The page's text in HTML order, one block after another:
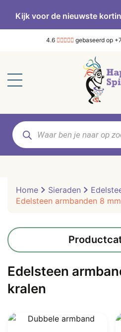
Kijk voor de nieuwste
4.6 gebaseerd op
Producten
zoeken
Home Sieraden
Edelsteen armbanden 8
Edelsteen
kralen